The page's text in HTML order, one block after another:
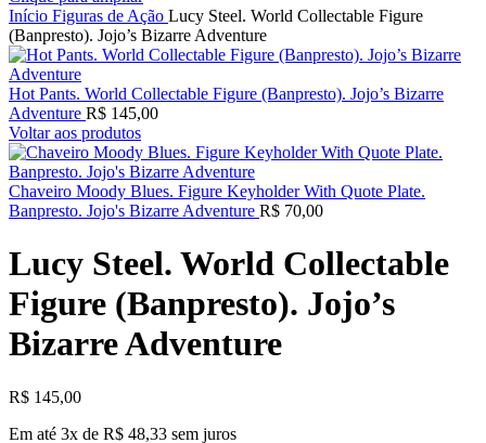
Início Figuras de Ação Lucy Steel. World Collectable Figure
(Banpresto). Jojo’s Bizarre Adventure
Hot Pants. World Collectable Figure (Banpresto). Jojo’s Bizarre
Adventure R$ 145,00
Voltar aos produtos
Chaveiro Moody Blues. Figure Keyholder With Quote Plate.
Banpresto. Jojo's Bizarre Adventure R$ 70,00
Lucy Steel. World Collectable
Figure (Banpresto). Jojo’s
Bizarre Adventure
R$ 145,00
Em até 3x de R$ 48,33 sem juros